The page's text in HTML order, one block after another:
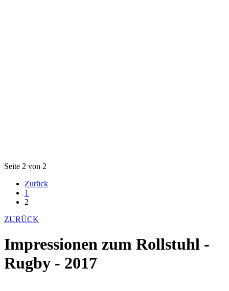
Seite 2 von 2
Zurück
1
2
ZURÜCK
Impressionen zum Rollstuhl -
Rugby - 2017